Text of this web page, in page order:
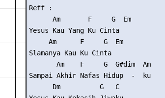
Reff :
      Am       F     G  Em
Yesus Kau Yang Ku Cinta
     Am      F     G  Em
Slamanya Kau Ku Cinta
       Am    F     G  G#dim  Am
Sampai Akhir Nafas Hidup  -  ku
      Dm          G   C